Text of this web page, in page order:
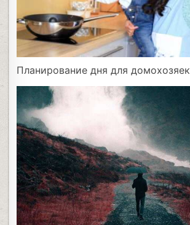
Планирование дня для домохозяек